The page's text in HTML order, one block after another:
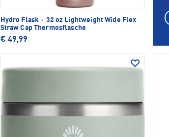
Hydro Flask · 32 oz Lightweight Wide Flex
Straw Cap Thermosflasche
€ 49,99